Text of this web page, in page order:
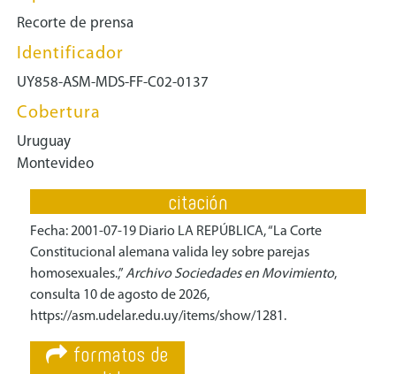
Recorte de prensa
Identificador
UY858-ASM-MDS-FF-C02-0137
Cobertura
Uruguay
Montevideo
citación
Fecha: 2001-07-19 Diario LA REPÚBLICA, “La Corte
Constitucional alemana valida ley sobre parejas
homosexuales.,”Archivo Sociedades en Movimiento,
consulta 10 de agosto de 2026,
https://asm.udelar.edu.uy/items/show/1281 .
formatos de